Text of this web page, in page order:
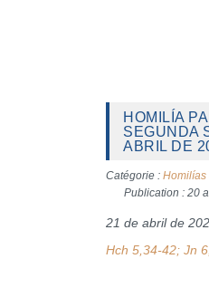
HOMILÍA
SEGUNDA
ABRIL DE
Catégorie : Homilías
Publication : 20
21 de abril de
Hch 5,34-42; Jn